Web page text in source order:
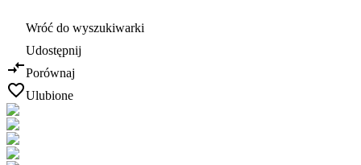
Wróć do wyszukiwarki
Udostępnij
Porównaj
Ulubione